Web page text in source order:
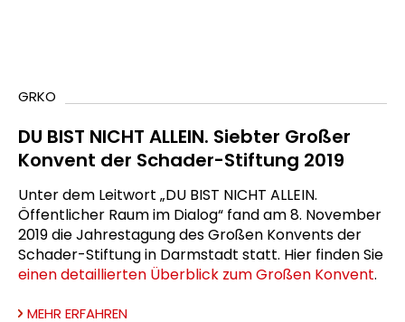
GRKO
DU BIST NICHT ALLEIN. Siebter Großer
Konvent der Schader-Stiftung 2019
Unter dem Leitwort „DU BIST NICHT ALLEIN.
Öffentlicher Raum im Dialog“ fand am 8. November
2019 die Jahrestagung des Großen Konvents der
Schader-Stiftung in Darmstadt statt. Hier finden Sie
einen detaillierten Überblick zum Großen Konvent.
MEHR ERFAHREN